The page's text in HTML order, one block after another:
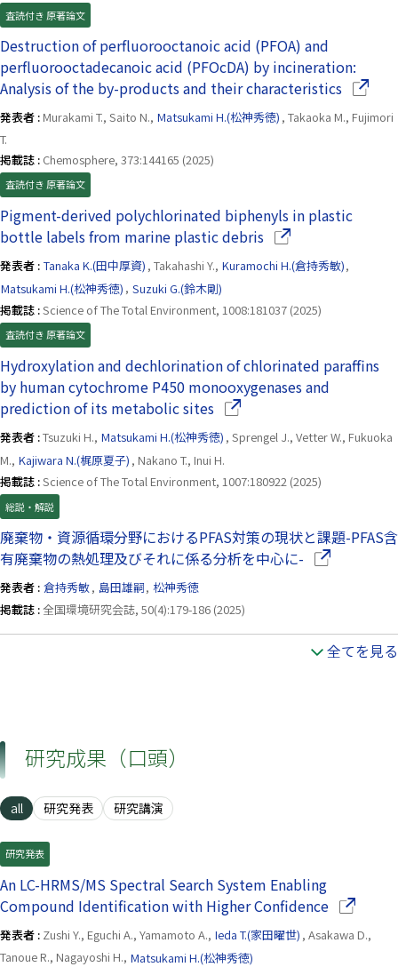
査読付き 原著論文
Destruction of perfluorooctanoic acid (PFOA) and
perfluorooctadecanoic acid (PFOcDA) by incineration:
Analysis of the by-products and their characteristics（別ウ
発表者 : Murakami T., Saito N., Matsukami H.(松神秀徳) , Takaoka M., Fujimori
T.
掲載誌 : Chemosphere, 373:144165 (2025)
査読付き 原著論文
Pigment-derived polychlorinated biphenyls in plastic
bottle labels from marine plastic debris（別ウインドウで開
発表者 : Tanaka K.(田中厚資) , Takahashi Y., Kuramochi H.(倉持秀敏),
Matsukami H.(松神秀徳) , Suzuki G.(鈴木剛)
掲載誌 :Science of The Total Environment, 1008:181037 (2025)
査読付き 原著論文
Hydroxylation and dechlorination of chlorinated paraffins
by human cytochrome P450 monooxygenases and
prediction of its metabolic sites（別ウインドウで開きます）
発表者 :Tsuzuki H., Matsukami H.(松神秀徳) , Sprengel J., Vetter W., Fukuoka
M., Kajiwara N.(梶原夏子) , Nakano T., Inui H.
掲載誌 :Science of The Total Environment, 1007:180922 (2025)
総説・解説
廃棄物・資源循環分野におけるPFAS対策の現状と課題-PFAS含
有廃棄物の熱処理及びそれに係る分析を中心に- （別ウイン
発表者 : 倉持秀敏, 島田雄嗣, 松神秀徳
掲載誌 :全国環境研究会誌, 50(4):179-186 (2025)
全てを見る
研究成果（口頭）
all 研究発表 研究講演
研究発表
An LC-HRMS/MS Spectral Search System Enabling
Compound Identification with Higher Confidence（別ウイ
発表者 : Zushi Y., Eguchi A., Yamamoto A., Ieda T.(家田曜世) , Asakawa D.,
Tanoue R., Nagayoshi H., Matsukami H.(松神秀徳)